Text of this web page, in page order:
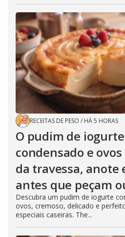
RECEITAS DE PESO / HÁ 5 HORAS
O pudim de
condensado e
da travessa, anote
antes que peçam
Descubra um pudim de iogurte
ovos, cremoso, delicado e
especiais caseiras. The...